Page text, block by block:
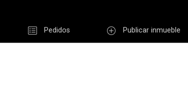
Pedidos Publicar inmueble